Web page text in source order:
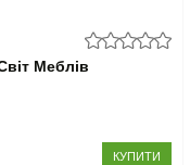
Меблів
КУПИТИ